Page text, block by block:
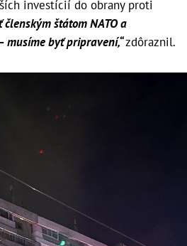
investícií do obrany proti
členským štátom NATO a
musíme byť pripravení,“zdôraznil.